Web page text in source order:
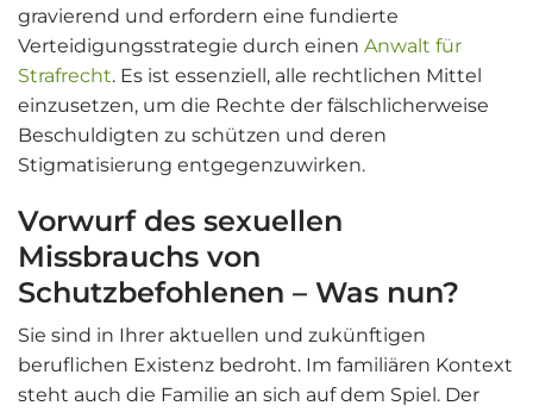
gravierend und erfordern eine fundierte
Verteidigungsstrategie durch einen Anwalt für
Strafrecht. Es ist essenziell, alle rechtlichen Mittel
einzusetzen, um die Rechte der fälschlicherweise
Beschuldigten zu schützen und deren
Stigmatisierung entgegenzuwirken.
Vorwurf des sexuellen
Missbrauchs von
Schutzbefohlenen – Was nun?
Sie sind in Ihrer aktuellen und zukünftigen
beruflichen Existenz bedroht. Im familiären Kontext
steht auch die Familie an sich auf dem Spiel. Der